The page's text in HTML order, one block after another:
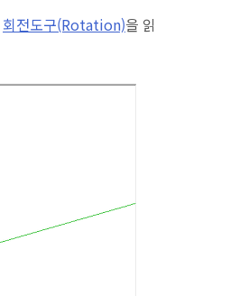
회전도구(Rotation)을 읽